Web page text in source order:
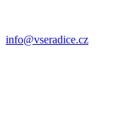
info@vseradice.cz